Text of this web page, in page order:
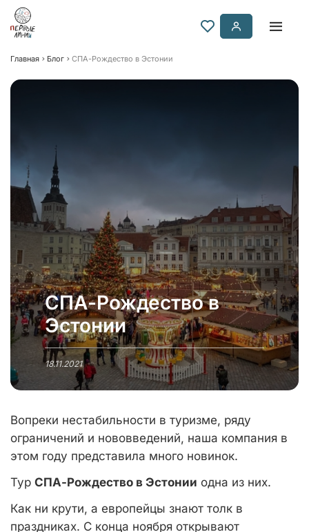
Главная Блог СПА-Рождество в Эстонии
СПА-Рождество в
Эстонии
18.11.2021
Вопреки нестабильности в туризме, ряду
ограничений и нововведений, наша компания в
этом году представила много новинок.
Тур СПА-Рождество в Эстонии одна из них.
Как ни крути, а европейцы знают толк в
праздниках. С конца ноября открывают